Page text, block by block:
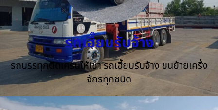
รถเฮี๊ยบรับจ้าง
รถบรรทุกติดเครนให้เช่า รถเฮี้ยบรับจ้าง ขนย้ายเครื่ง
จักรทุกชนิด